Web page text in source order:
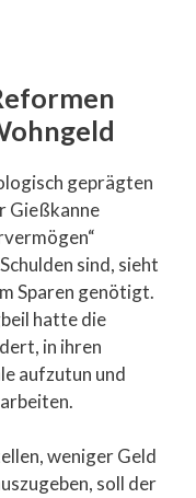
geprägten
Gießkanne
sind, sieht
Sparen genötigt.
hatte die
in ihren
aufzutun und
weniger Geld
soll der